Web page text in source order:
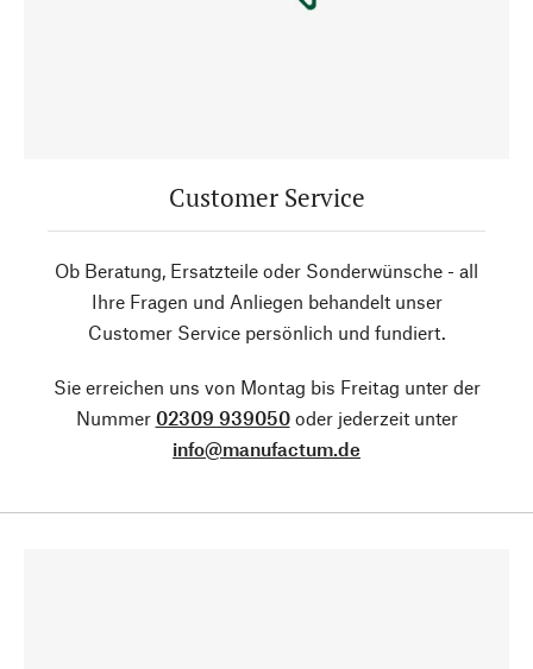
Customer Service
Ob Beratung, Ersatzteile oder Sonderwünsche - all
Ihre Fragen und Anliegen behandelt unser
Customer Service persönlich und fundiert.
Sie erreichen uns von Montag bis Freitag unter der
Nummer 02309 939050oder jederzeit unter
info@manufactum.de